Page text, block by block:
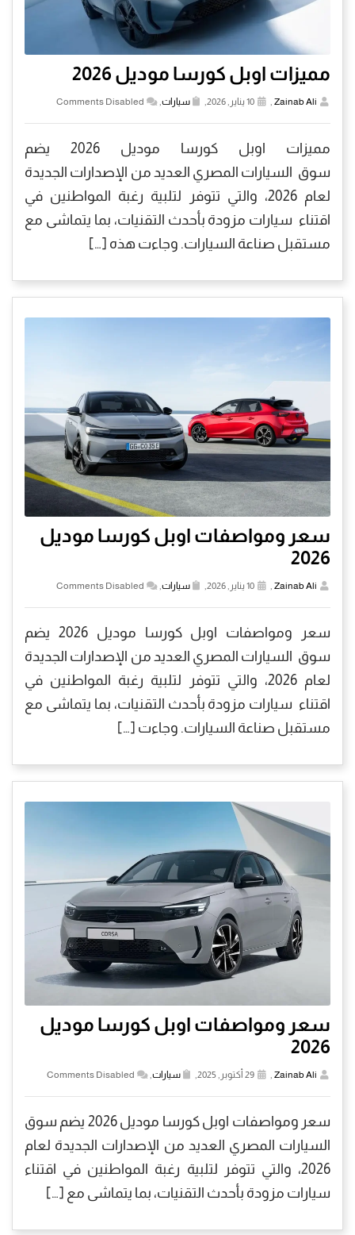
مميزات اوبل كورسا موديل 2026
Zainab Ali
, سيارات,
Comments Disabled
مميزات اوبل كورسا موديل 2026 يضم
سوق السيارات المصري العديد من الإصدارات الجديدة
لعام 2026، والتي تتوفر لتلبية رغبة المواطنين في
اقتناء سيارات مزودة بأحدث التقنيات، بما يتماشى مع
مستقبل صناعة السيارات. وجاءت هذه […]
سعر ومواصفات اوبل كورسا موديل
2026
Zainab Ali
, سيارات,
Comments Disabled
سعر ومواصفات اوبل كورسا موديل 2026 يضم
سوق السيارات المصري العديد من الإصدارات الجديدة
لعام 2026، والتي تتوفر لتلبية رغبة المواطنين في
اقتناء سيارات مزودة بأحدث التقنيات، بما يتماشى مع
مستقبل صناعة السيارات. وجاءت […]
سعر ومواصفات اوبل كورسا موديل
2026
Zainab Ali
, سيارات,
Comments Disabled
سعر ومواصفات اوبل كورسا موديل 2026 يضم سوق
السيارات المصري العديد من الإصدارات الجديدة لعام
2026، والتي تتوفر لتلبية رغبة المواطنين في اقتناء
سيارات مزودة بأحدث التقنيات، بما يتماشى مع […]